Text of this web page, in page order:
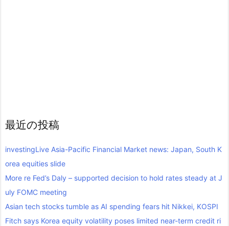
最近の投稿
investingLive Asia-Pacific Financial Market news: Japan, South K
orea equities slide
More re Fed’s Daly – supported decision to hold rates steady at J
uly FOMC meeting
Asian tech stocks tumble as AI spending fears hit Nikkei, KOSPI
Fitch says Korea equity volatility poses limited near-term credit ri